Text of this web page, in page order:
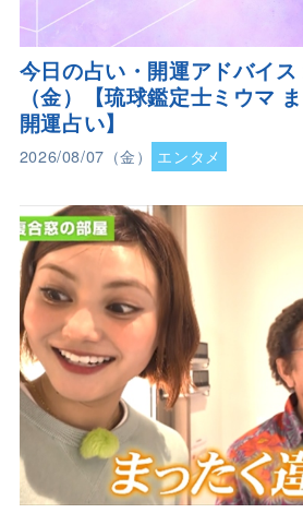
今日の占い・開運アドバイ
（金）【琉球鑑定士ミウマ
開運占い】
2026/08/07（金） エンタメ